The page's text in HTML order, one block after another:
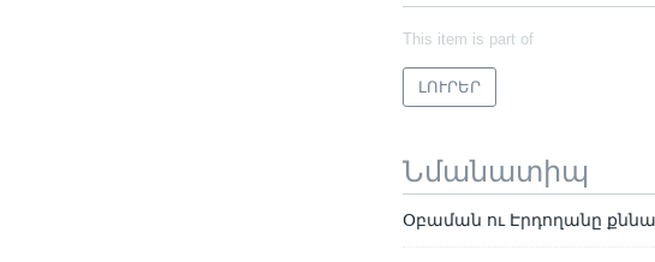
This item is part of
ԼՈՒՐԵՐ
Նմանատիպ
Օբաման ու Էրդողանը